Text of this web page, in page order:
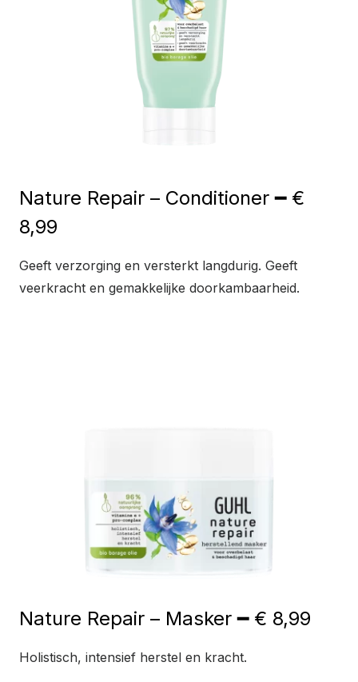
Nature Repair – Conditioner ━ €
8,99
Geeft verzorging en versterkt langdurig. Geeft
veerkracht en gemakkelijke doorkambaarheid.
Nature Repair – Masker ━ € 8,99
Holistisch, intensief herstel en kracht.